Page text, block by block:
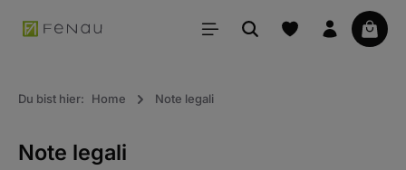
principale Il
Du bist hier: Home Note legali
Note legali